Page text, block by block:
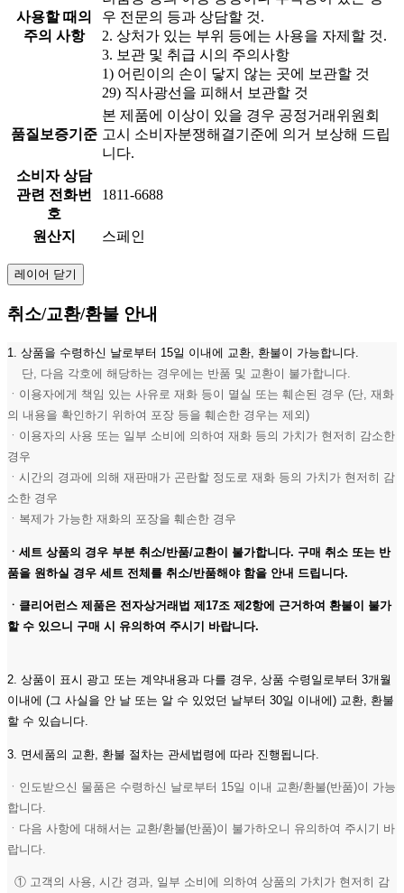
사용할 때의
주의 사항
우 전문의 등과 상담할 것.
2. 상처가 있는 부위 등에는 사용을 자제할 것.
3. 보관 및 취급 시의 주의사항
1) 어린이의 손이 닿지 않는 곳에 보관할 것
29) 직사광선을 피해서 보관할 것
품질보증기준
본 제품에 이상이 있을 경우 공정거래위원회
고시 소비자분쟁해결기준에 의거 보상해 드립
니다.
소비자 상담
관련 전화번
호
1811-6688
원산지 스페인
레이어 닫기
취소/교환/환불 안내
1. 상품을 수령하신 날로부터 15일 이내에 교환, 환불이 가능합니다.
단, 다음 각호에 해당하는 경우에는 반품 및 교환이 불가합니다.
ㆍ이용자에게 책임 있는 사유로 재화 등이 멸실 또는 훼손된 경우 (단, 재화
의 내용을 확인하기 위하여 포장 등을 훼손한 경우는 제외)
ㆍ이용자의 사용 또는 일부 소비에 의하여 재화 등의 가치가 현저히 감소한
경우
ㆍ시간의 경과에 의해 재판매가 곤란할 정도로 재화 등의 가치가 현저히 감
소한 경우
ㆍ복제가 가능한 재화의 포장을 훼손한 경우
ㆍ세트 상품의 경우 부분 취소/반품/교환이 불가합니다. 구매 취소 또는 반
품을 원하실 경우 세트 전체를 취소/반품해야 함을 안내 드립니다.
ㆍ클리어런스 제품은 전자상거래법 제17조 제2항에 근거하여 환불이 불가
할 수 있으니 구매 시 유의하여 주시기 바랍니다.
2. 상품이 표시 광고 또는 계약내용과 다를 경우, 상품 수령일로부터 3개월
이내에 (그 사실을 안 날 또는 알 수 있었던 날부터 30일 이내에) 교환, 환불
할 수 있습니다.
3. 면세품의 교환, 환불 절차는 관세법령에 따라 진행됩니다.
ㆍ인도받으신 물품은 수령하신 날로부터 15일 이내 교환/환불(반품)이 가능
합니다.
ㆍ다음 사항에 대해서는 교환/환불(반품)이 불가하오니 유의하여 주시기 바
랍니다.
① 고객의 사용, 시간 경과, 일부 소비에 의하여 상품의 가치가 현저히 감